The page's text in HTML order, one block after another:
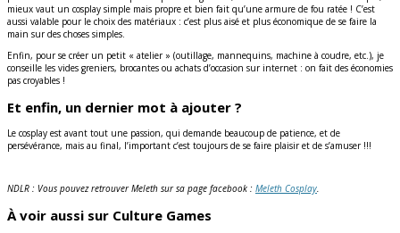
mieux vaut un cosplay simple mais propre et bien fait qu’une armure de fou ratée ! C’est
aussi valable pour le choix des matériaux : c’est plus aisé et plus économique de se faire la
main sur des choses simples.
Enfin, pour se créer un petit « atelier » (outillage, mannequins, machine à coudre, etc.), je
conseille les vides greniers, brocantes ou achats d’occasion sur internet : on fait des économies
pas croyables !
Et enfin, un dernier mot à ajouter ?
Le cosplay est avant tout une passion, qui demande beaucoup de patience, et de
persévérance, mais au final, l’important c’est toujours de se faire plaisir et de s’amuser !!!
NDLR : Vous pouvez retrouver Meleth sur sa page facebook : Meleth Cosplay.
À voir aussi sur Culture Games